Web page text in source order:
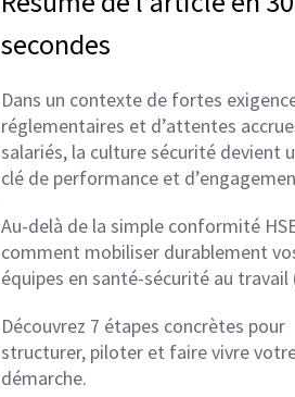
secondes
Dans un contexte de fortes
réglementaires et d’attentes
salariés, la culture sécurité devient
clé de performance et
Au-delà de la simple conformité
comment mobiliser durablement
équipes en santé-sécurité au travail
Découvrez 7 étapes concrètes pour
structurer, piloter et faire vivre
démarche.